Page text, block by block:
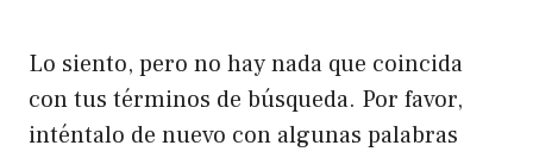
Lo siento, pero no hay nada que coincida
con tus términos de búsqueda. Por favor,
inténtalo de nuevo con algunas palabras